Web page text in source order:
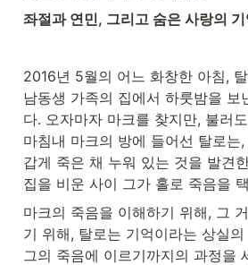
좌절과 연민, 그리고 숨은 사랑의
2016년 5월의 어느 화창한 아침,
남동생 가족의 집에서 하룻밤을 보
다. 오자마자 마크를 찾지만, 불러
마침내 마크의 방에 들어선 탈로는
갑게 죽은 채 누워 있는 것을 발견
집을 비운 사이 그가 홀로 죽음을
마크의 죽음을 이해하기 위해, 그
기 위해, 탈로는 기억이라는 상실
그의 죽음에 이르기까지의 과정을